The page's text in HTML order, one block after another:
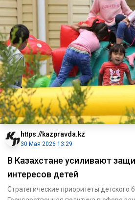
https://kazpravda.kz
30 Мая 2026 13:29
В Казахстане усиливают
интересов детей
Стратегические приоритеты детского